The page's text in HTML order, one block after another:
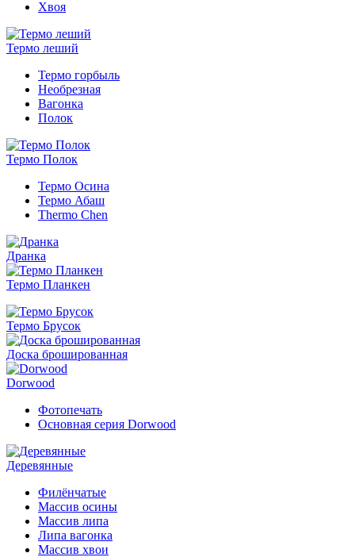
Хвоя
Термо леший
Термо горбыль
Необрезная
Вагонка
Полок
Термо Полок
Термо Осина
Термо Абаш
Thermo Chen
Дранка
Термо Планкен
Термо Брусок
Доска брошированная
Dorwood
Фотопечать
Основная серия Dorwood
Деревянные
Филёнчатые
Массив осины
Массив липа
Липа вагонка
Массив хвои